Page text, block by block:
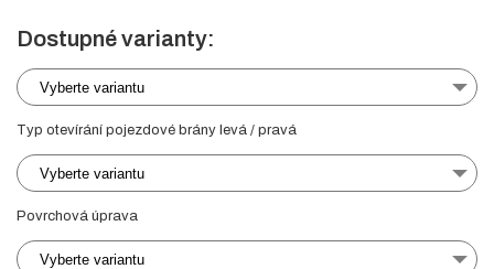
Dostupné varianty:
Vyberte variantu
Typ otevírání pojezdové brány levá / pravá
Vyberte variantu
Povrchová úprava
Vyberte variantu